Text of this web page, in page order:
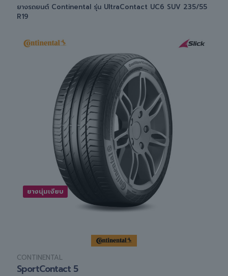
ยางรถยนต์ Continental รุ่น UltraContact UC6 SUV 235/55
R19
ยางนุ่มเงียบ
CONTINENTAL
SportContact 5